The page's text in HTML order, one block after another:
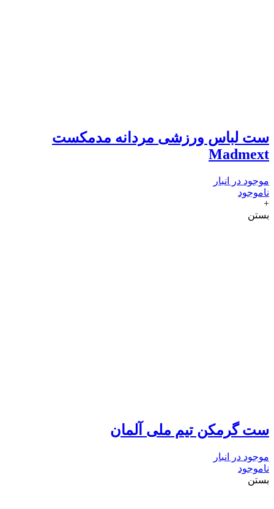
ست لباس ورزشی مردانه مدمکست
Madmext
موجود در انبار
ناموجود
+
بستن
ست گرمکن تیم ملی آلمان
موجود در انبار
ناموجود
بستن